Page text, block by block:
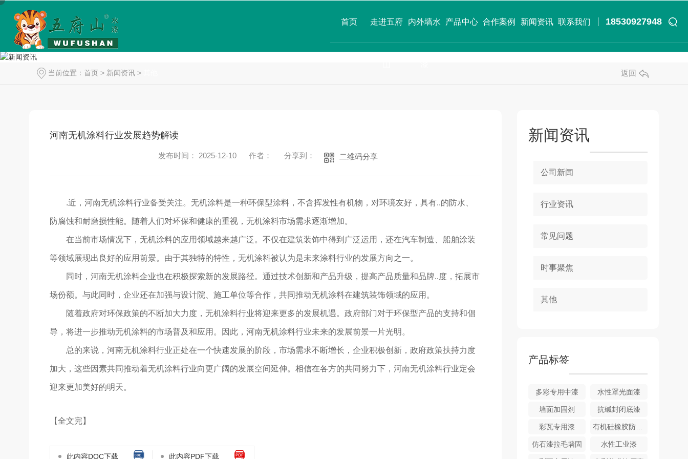
首页 走进五府 内外墙水 产品中心 合作案例 新闻资讯 联系我们 18530927948
当前位置： 首页 > 新闻资讯 > 返回
河南无机涂料行业发展趋势解读
发布时间： 2025-12-10 作者： 分享到： 二维码分享
.近，河南无机涂料行业备受关注。无机涂料是一种环保型涂料，不含挥发性有机物，对环境友好，具有..的防水、
防腐蚀和耐磨损性能。随着人们对环保和健康的重视，无机涂料市场需求逐渐增加。
在当前市场情况下，无机涂料的应用领域越来越广泛。不仅在建筑装饰中得到广泛运用，还在汽车制造、船舶涂装
等领域展现出良好的应用前景。由于其独特的特性，无机涂料被认为是未来涂料行业的发展方向之一。
同时，河南无机涂料企业也在积极探索新的发展路径。通过技术创新和产品升级，提高产品质量和品牌..度，拓展市
场份额。与此同时，企业还在加强与设计院、施工单位等合作，共同推动无机涂料在建筑装饰领域的应用。
随着政府对环保政策的不断加大力度，无机涂料行业将迎来更多的发展机遇。政府部门对于环保型产品的支持和倡
导，将进一步推动无机涂料的市场普及和应用。因此，河南无机涂料行业未来的发展前景一片光明。
总的来说，河南无机涂料行业正处在一个快速发展的阶段，市场需求不断增长，企业积极创新，政府政策扶持力度
加大，这些因素共同推动着无机涂料行业向更广阔的发展空间延伸。相信在各方的共同努力下，河南无机涂料行业定会
迎来更加美好的明天。
【全文完】
此内容DOC下载 此内容PDF下载
新闻资讯
公司新闻
行业资讯
常见问题
时事聚焦
其他
产品标签
多彩专用中漆 水性罩光面漆
墙面加固剂 抗碱封闭底漆
彩瓦专用漆 有机硅橡胶防水涂料
仿石漆拉毛墙固 水性工业漆